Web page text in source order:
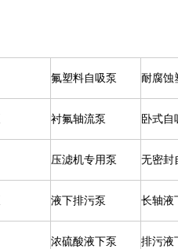
氟塑料自吸泵 耐腐蚀
衬氟轴流泵 卧式自
压滤机专用泵 无密封
液下排污泵 长轴液
浓硫酸液下泵 排污液